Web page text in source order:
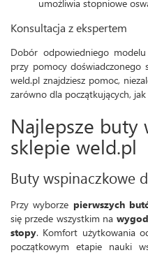
umożliwia stopniowe
Konsultacja z ekspertem
Dobór odpowiedniego
przy pomocy doświadczonego
weld.pl znajdziesz pomoc,
zarówno dla początkujących,
Najlepsze buty
sklepie weld.pl
Buty wspinaczkowe
Przy wyborze pierwszych
się przede wszystkim na
stopy. Komfort użytkowania
początkowym etapie nauki